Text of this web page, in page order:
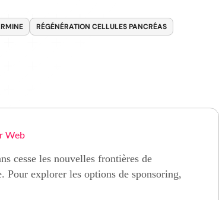
RÉGÉNÉRATION CELLULES PANCRÉAS
Web
cesse les nouvelles frontières de
explorer les options de sponsoring,